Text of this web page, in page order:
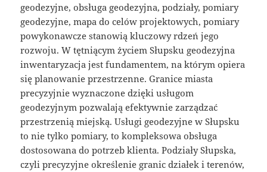
geodezyjne, obsługa geodezyjna, podziały, pomiary
geodezyjne, mapa do celów projektowych, pomiary
powykonawcze stanowią kluczowy rdzeń jego
rozwoju. W tętniącym życiem Słupsku geodezyjna
inwentaryzacja jest fundamentem, na którym opiera
się planowanie przestrzenne. Granice miasta
precyzyjnie wyznaczone dzięki usługom
geodezyjnym pozwalają efektywnie zarządzać
przestrzenią miejską. Usługi geodezyjne w Słupsku
to nie tylko pomiary, to kompleksowa obsługa
dostosowana do potrzeb klienta. Podziały Słupska,
czyli precyzyjne określenie granic działek i terenów,